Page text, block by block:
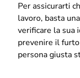
Per assicurarti
lavoro, basta
verificare la sua
prevenire il
persona giusta